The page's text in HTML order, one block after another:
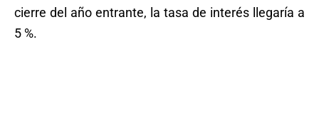
cierre del año entrante, la tasa de interés llegaría a
5 %.